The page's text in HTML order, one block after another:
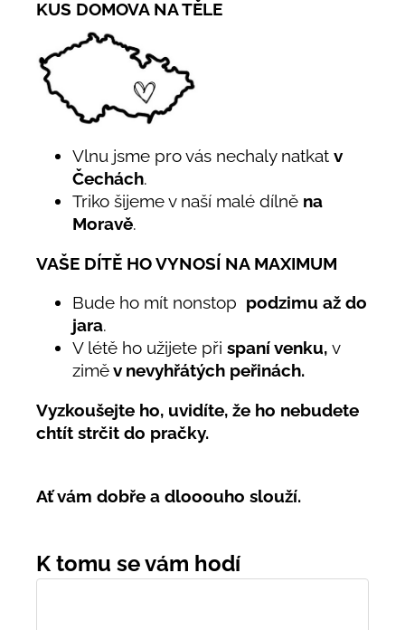
KUS DOMOVA NA TĚLE
Vlnu jsme pro vás nechaly natkat v
Čechách.
Triko šijeme v naší malé dílně na
Moravě.
VAŠE DÍTĚ HO VYNOSÍ NA MAXIMUM
Bude ho mít nonstop podzimu až do
jara.
V létě ho užijete při spaní venku, v
ziměv nevyhřátých peřinách.
Vyzkoušejte ho, uvidíte, že ho nebudete
chtít strčit do pračky.
Ať vám dobře a dlooouho slouží.